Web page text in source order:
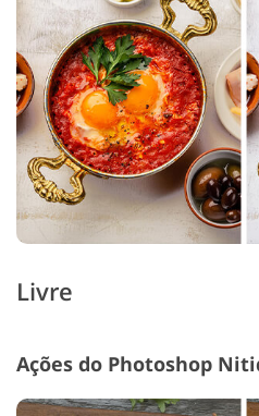
Livre
Ações do Photoshop